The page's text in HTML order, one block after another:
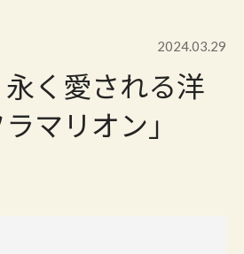
2024.03.29
永く愛される洋
マリオン」